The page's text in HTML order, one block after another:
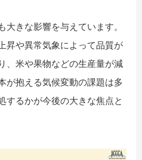
大きな影響を与えています。
昇や異常気象によって品質が
、米や果物などの生産量が減
が抱える気候変動の課題は多
するかが今後の大きな焦点と